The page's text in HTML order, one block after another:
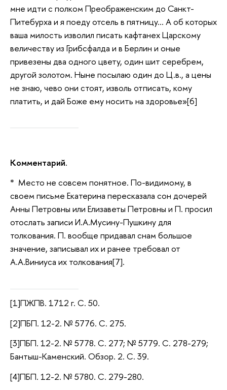
мне идти с полком Преображенским до Санкт-
Питебурха и я поеду отсель в пятницу… А об которых
ваша милость изволил писать кафтанех Царскому
величеству из Грибсфалда и в Берлин и оные
привезены два одного цвету, один шит серебрем,
другой золотом. Ныне посылаю один до Ц.в., а цены
не знаю, чево они стоят, изволь отписать, кому
платить, и дай Боже ему носить на здоровье»[6]
Комментарий.
* Место не совсем понятное. По-видимому, в
своем письме Екатерина пересказала сон дочерей
Анны Петровны или Елизаветы Петровны и П. просил
отослать записи И.А.Мусину-Пушкину для
толкования. П. вообще придавал снам большое
значение, записывал их и ранее требовал от
А.А.Виниуса их толкования[7].
[1]ПЖПВ. 1712 г. С. 50.
[2]ПБП. 12-2. № 5776. С. 275.
[3]ПБП. 12-2. № 5778. С. 277; № 5779. С. 278-279;
Бантыш-Каменский. Обзор. 2. С. 39.
[4]ПБП. 12-2. № 5780. С. 279-280.